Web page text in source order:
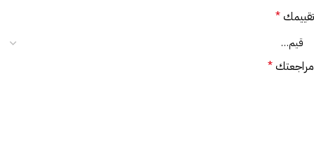
تقييمك*
مراجعتك*